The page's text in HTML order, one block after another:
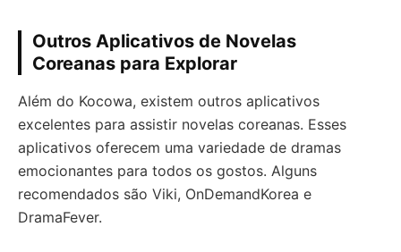
Outros Aplicativos de Novelas
Coreanas para Explorar
Além do Kocowa, existem outros aplicativos
excelentes para assistir novelas coreanas. Esses
aplicativos oferecem uma variedade de dramas
emocionantes para todos os gostos. Alguns
recomendados são Viki, OnDemandKorea e
DramaFever.